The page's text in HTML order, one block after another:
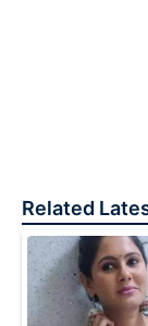
Related